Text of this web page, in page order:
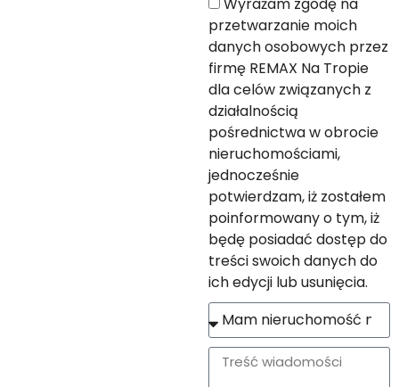
przetwarzanie moich
danych osobowych przez
firmę REMAX Na Tropie
dla celów związanych z
działalnością
pośrednictwa w obrocie
nieruchomościami,
jednocześnie
potwierdzam, iż zostałem
poinformowany o tym, iż
będę posiadać dostęp do
treści swoich danych do
ich edycji lub usunięcia.